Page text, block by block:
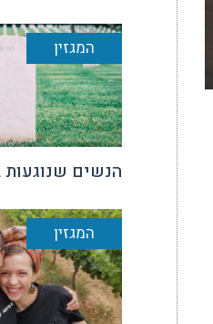
המגזין
הנשים שנוגעות
המגזין